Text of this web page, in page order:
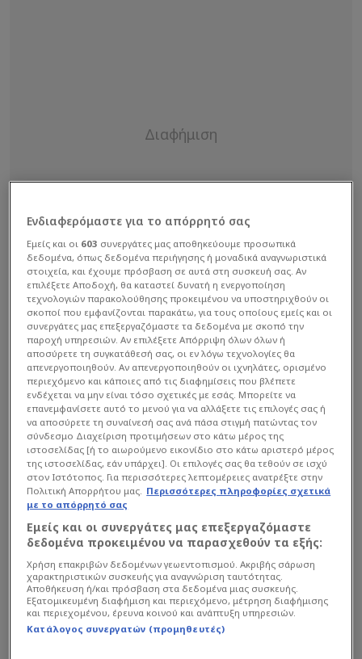
Ο Παναθηναϊκός έχει ήδη αποφασίσει το
καλοκαίρι να συνεχίσει το σχέδιο
ελληνοποίησηςτου ρόστερ που ξεκίνησε το
καλοκαίρι με τις μεταγραφές των Ανδρέα
Τεττέη, Παύλου Παντελίδη και Σωτήρη
Κοντούρη, ενώ και ο
φέρει κάποιους καλούς Έλληνες και για αυτό
εξετάζειπεριπτώσεις όπως αυτές των
Τσιμίκα, Γιαννούλη και Μαυροπάνου.
Διαβάστε επίσης...
Ενδιαφερόμαστε για το απόρρητό σας
Εμείς και οι 603 συνεργάτες μας αποθηκεύουμε προσωπικά
δεδομένα, όπως δεδομένα περιήγησης ή μοναδικά αναγνωριστικά
στοιχεία, και έχουμε πρόσβαση σε αυτά στη συσκευή σας. Αν
επιλέξετε Αποδοχή, θα καταστεί δυνατή η ενεργοποίηση
τεχνολογιών παρακολούθησης προκειμένου να υποστηριχθούν οι
σκοποί που εμφανίζονται παρακάτω, για τους οποίους εμείς και οι
συνεργάτες μας επεξεργαζόμαστε τα δεδομένα με σκοπό την
παροχή υπηρεσιών. Αν επιλέξετε Απόρριψη όλων όλων ή
αποσύρετε τη συγκατάθεσή σας, οι εν λόγω τεχνολογίες θα
απενεργοποιηθούν. Αν απενεργοποιηθούν οι ιχνηλάτες, ορισμένο
περιεχόμενο και κάποιες από τις διαφημίσεις που βλέπετε
ενδέχεται να μην είναι τόσο σχετικές με εσάς. Μπορείτε να
επανεμφανίσετε αυτό το μενού για να αλλάξετε τις επιλογές σας ή
να αποσύρετε τη συναίνεσή σας ανά πάσα στιγμή πατώντας τον
σύνδεσμο Διαχείριση προτιμήσεων στο κάτω μέρος της
ιστοσελίδας [ή το αιωρούμενο εικονίδιο στο κάτω αριστερό μέρος
της ιστοσελίδας, εάν υπάρχει]. Οι επιλογές σας θα τεθούν σε ισχύ
στον Ιστότοπος. Για περισσότερες λεπτομέρειες ανατρέξτε στην
Πολιτική Απορρήτου μας. Περισσότερες πληροφορίες σχετικά
με το απόρρητό σας
Εμείς και οι συνεργάτες μας επεξεργαζόμαστε
δεδομένα προκειμένου να παρασχεθούν τα εξής:
Χρήση επακριβών δεδομένων γεωεντοπισμού. Ακριβής σάρωση
χαρακτηριστικών συσκευής για αναγνώριση ταυτότητας.
Αποθήκευση ή/και πρόσβαση στα δεδομένα μιας συσκευής.
Εξατομικευμένη διαφήμιση και περιεχόμενο, μέτρηση διαφήμισης
και περιεχομένου, έρευνα κοινού και ανάπτυξη υπηρεσιών.
Κατάλογος συνεργατών (προμηθευτές)